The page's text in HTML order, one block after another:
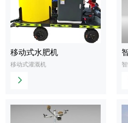
移动式水肥机
移动式灌溉机
查
多